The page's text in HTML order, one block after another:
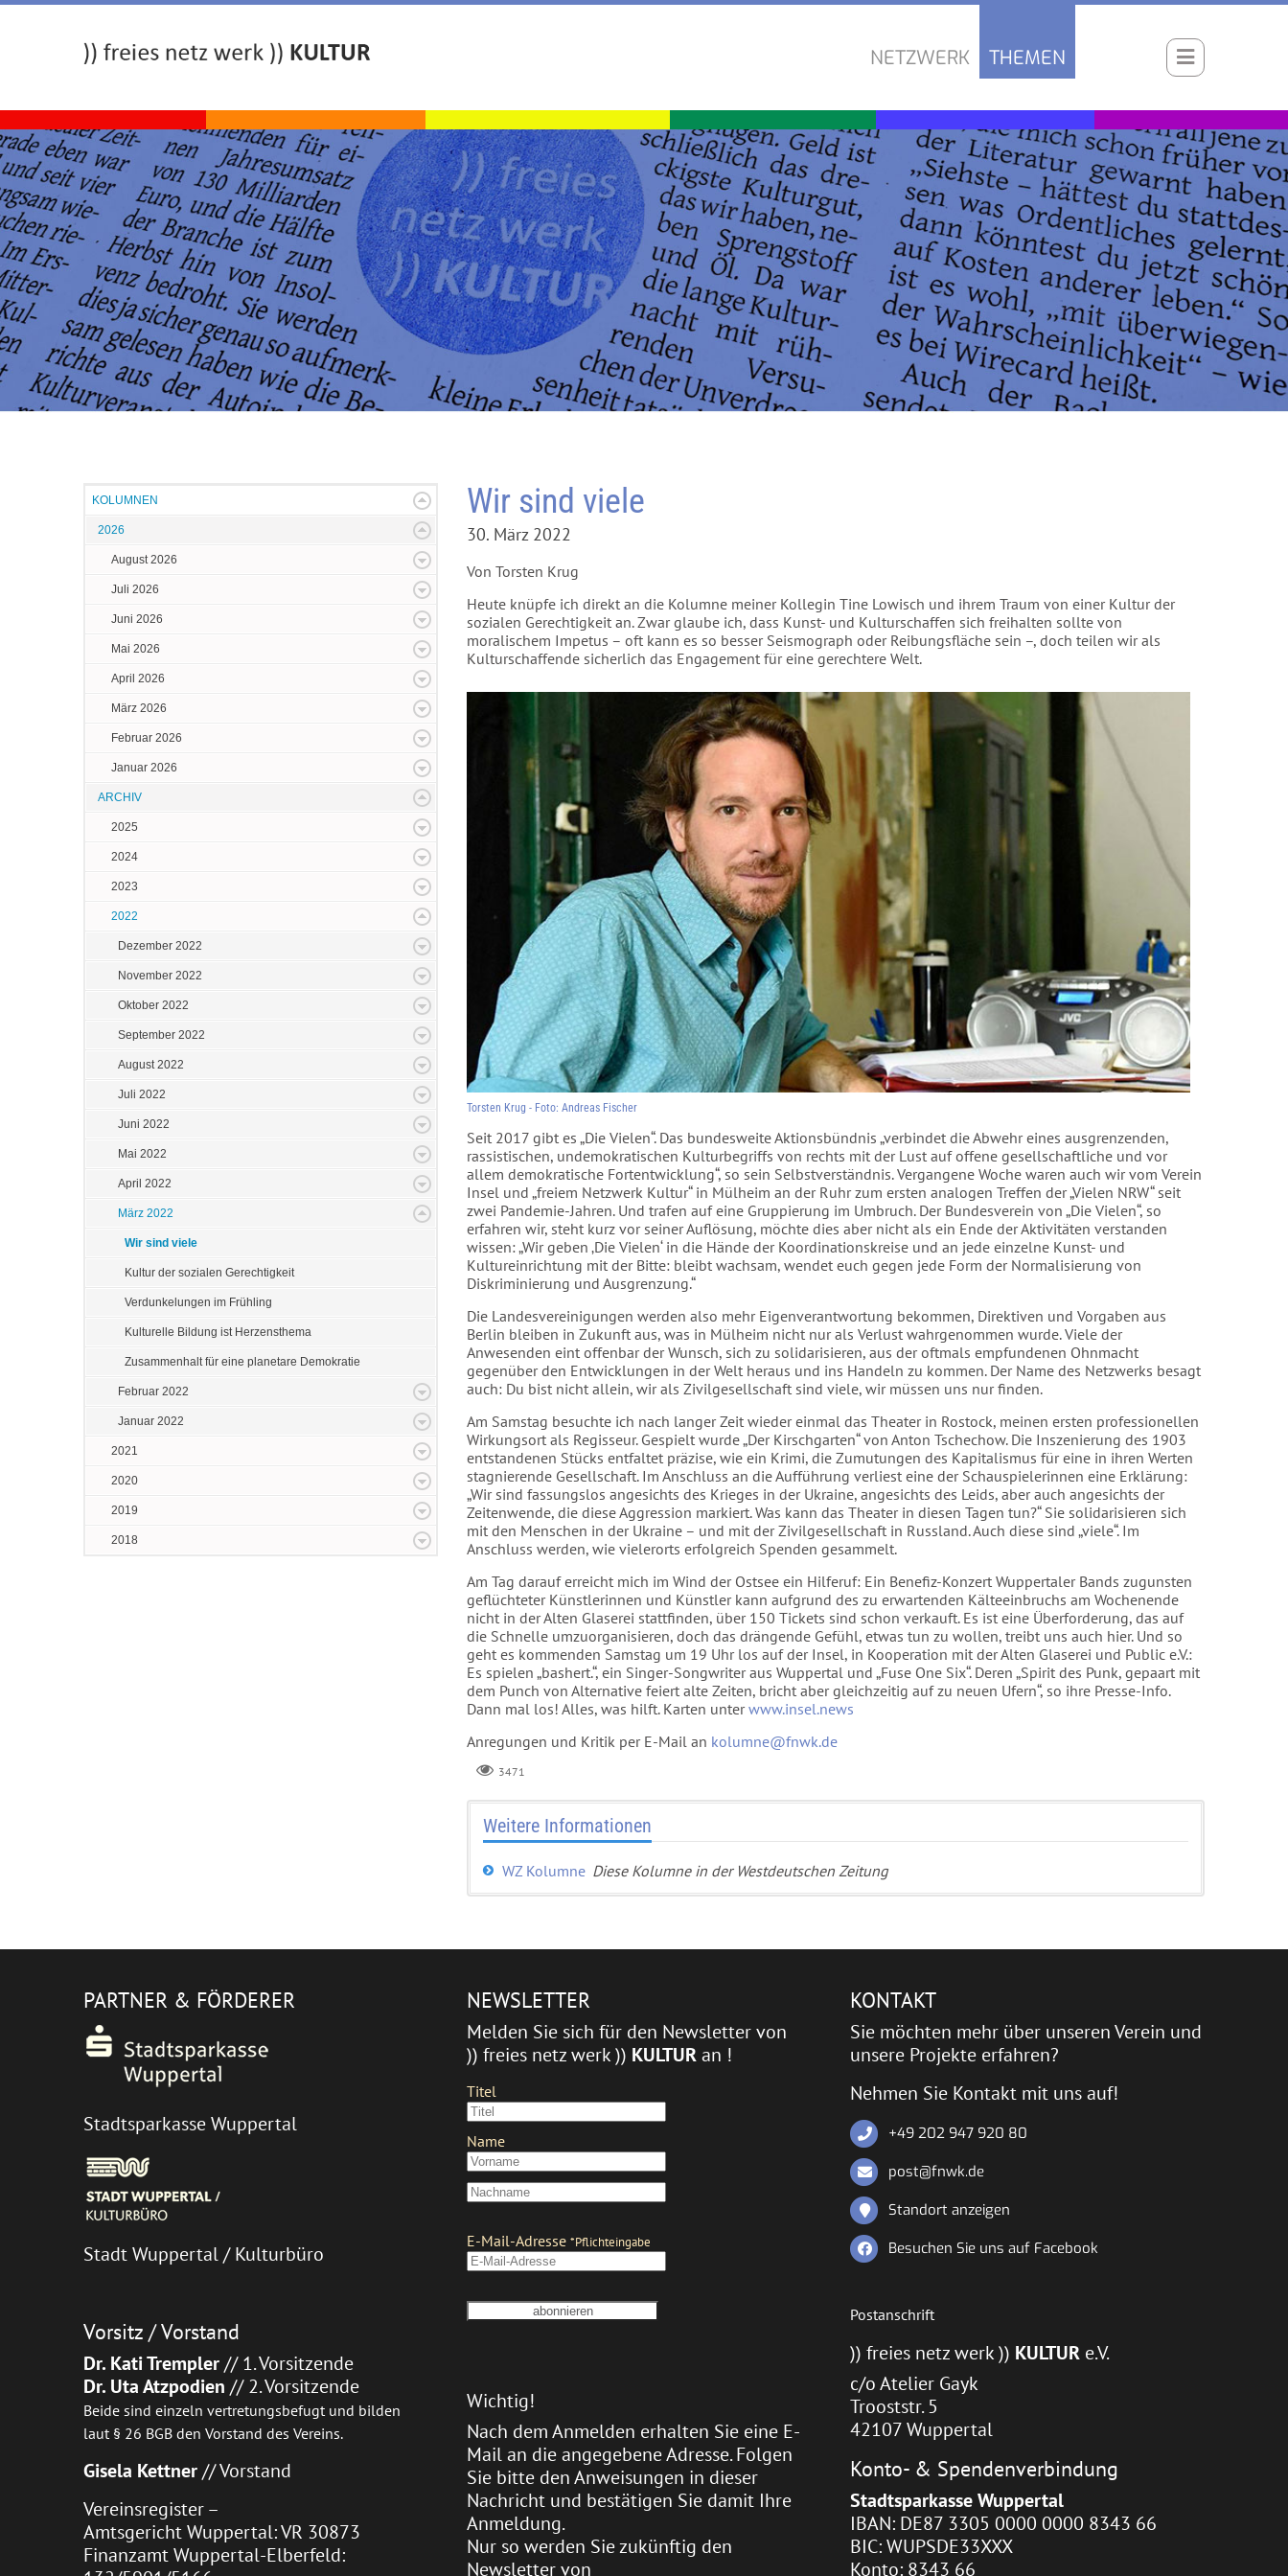
NETZWERK THEMEN
KOLUMNEN
2026
August 2026
Juli 2026
Juni 2026
Mai 2026
April 2026
März 2026
Februar 2026
Januar 2026
ARCHIV
2025
2024
2023
2022
Dezember 2022
November 2022
Oktober 2022
September 2022
August 2022
Juli 2022
Juni 2022
Mai 2022
April 2022
März 2022
Wir sind viele
Kultur der sozialen Gerechtigkeit
Verdunkelungen im Frühling
Kulturelle Bildung ist Herzensthema
Zusammenhalt für eine planetare Demokratie
Februar 2022
Januar 2022
2021
2020
2019
2018
Wir sind viele
30. März 2022
Von Torsten Krug
Heute knüpfe ich direkt an die Kolumne meiner Kollegin Tine Lowisch und ihrem Traum von einer Kultur der
sozialen Gerechtigkeit an. Zwar glaube ich, dass Kunst- und Kulturschaffen sich freihalten sollte von
moralischem Impetus – oft kann es so besser Seismograph oder Reibungsfläche sein –, doch teilen wir als
Kulturschaffende sicherlich das Engagement für eine gerechtere Welt.
Torsten Krug - Foto: Andreas Fischer
Seit 2017 gibt es „Die Vielen“. Das bundesweite Aktionsbündnis „verbindet die Abwehr eines ausgrenzenden,
rassistischen, undemokratischen Kulturbegriffs von rechts mit der Lust auf offene gesellschaftliche und vor
allem demokratische Fortentwicklung“, so sein Selbstverständnis. Vergangene Woche waren auch wir vom Verein
Insel und „freiem Netzwerk Kultur“ in Mülheim an der Ruhr zum ersten analogen Treffen der „Vielen NRW“ seit
zwei Pandemie-Jahren. Und trafen auf eine Gruppierung im Umbruch. Der Bundesverein von „Die Vielen“, so
erfahren wir, steht kurz vor seiner Auflösung, möchte dies aber nicht als ein Ende der Aktivitäten verstanden
wissen: „Wir geben ‚Die Vielen‘ in die Hände der Koordinationskreise und an jede einzelne Kunst- und
Kultureinrichtung mit der Bitte: bleibt wachsam, wendet euch gegen jede Form der Normalisierung von
Diskriminierung und Ausgrenzung.“
Die Landesvereinigungen werden also mehr Eigenverantwortung bekommen, Direktiven und Vorgaben aus
Berlin bleiben in Zukunft aus, was in Mülheim nicht nur als Verlust wahrgenommen wurde. Viele der
Anwesenden eint offenbar der Wunsch, sich zu solidarisieren, aus der oftmals empfundenen Ohnmacht
gegenüber den Entwicklungen in der Welt heraus und ins Handeln zu kommen. Der Name des Netzwerks besagt
auch: Du bist nicht allein, wir als Zivilgesellschaft sind viele, wir müssen uns nur finden.
Am Samstag besuchte ich nach langer Zeit wieder einmal das Theater in Rostock, meinen ersten professionellen
Wirkungsort als Regisseur. Gespielt wurde „Der Kirschgarten“ von Anton Tschechow. Die Inszenierung des 1903
entstandenen Stücks entfaltet präzise, wie ein Krimi, die Zumutungen des Kapitalismus für eine in ihren Werten
stagnierende Gesellschaft. Im Anschluss an die Aufführung verliest eine der Schauspielerinnen eine Erklärung:
„Wir sind fassungslos angesichts des Krieges in der Ukraine, angesichts des Leids, aber auch angesichts der
Zeitenwende, die diese Aggression markiert. Was kann das Theater in diesen Tagen tun?“ Sie solidarisieren sich
mit den Menschen in der Ukraine – und mit der Zivilgesellschaft in Russland. Auch diese sind „viele“. Im
Anschluss werden, wie vielerorts erfolgreich Spenden gesammelt.
Am Tag darauf erreicht mich im Wind der Ostsee ein Hilferuf: Ein Benefiz-Konzert Wuppertaler Bands zugunsten
geflüchteter Künstlerinnen und Künstler kann aufgrund des zu erwartenden Kälteeinbruchs am Wochenende
nicht in der Alten Glaserei stattfinden, über 150 Tickets sind schon verkauft. Es ist eine Überforderung, das auf
die Schnelle umzuorganisieren, doch das drängende Gefühl, etwas tun zu wollen, treibt uns auch hier. Und so
geht es kommenden Samstag um 19 Uhr los auf der Insel, in Kooperation mit der Alten Glaserei und Public e.V.:
Es spielen „bashert.“, ein Singer-Songwriter aus Wuppertal und „Fuse One Six“. Deren „Spirit des Punk, gepaart mit
dem Punch von Alternative feiert alte Zeiten, bricht aber gleichzeitig auf zu neuen Ufern“, so ihre Presse-Info.
Dann mal los! Alles, was hilft. Karten unterwww.insel.news
Anregungen und Kritik per E-Mail an kolumne@fnwk.de
3471
Weitere Informationen
WZ Kolumne Diese Kolumne in der Westdeutschen Zeitung
PARTNER & FÖRDERER
Stadtsparkasse Wuppertal
Stadt Wuppertal / Kulturbüro
Vorsitz / Vorstand
Dr. Kati Trempler// 1. Vorsitzende
Dr. Uta Atzpodien // 2. Vorsitzende
Beide sind einzeln vertretungsbefugt und bilden
laut § 26 BGB den Vorstand des Vereins.
Gisela Kettner// Vorstand
Vereinsregister –
Amtsgericht Wuppertal: VR 30873
Finanzamt Wuppertal-Elberfeld:
NEWSLETTER
Melden Sie sich für den Newsletter von
)) freies netz werk )) KULTURan !
Wichtig!
Nach dem Anmelden erhalten Sie eine E-
Mail an die angegebene Adresse. Folgen
Sie bitte den Anweisungen in dieser
Nachricht und bestätigen Sie damit Ihre
Anmeldung.
Nur so werden Sie zukünftig den
Newsletter von
KONTAKT
Sie möchten mehr über unseren Verein und
unsere Projekte erfahren?
Nehmen Sie Kontakt mit uns auf!
+49 202 947 920 80
post@fnwk.de
Standort anzeigen
Besuchen Sie uns auf Facebook
Postanschrift
)) freies netz werk )) KULTUR e.V.
c/o Atelier Gayk
Trooststr. 5
42107 Wuppertal
Konto- & Spendenverbindung
Stadtsparkasse Wuppertal
IBAN: DE87 3305 0000 0000 8343 66
BIC: WUPSDE33XXX
Konto: 8343 66